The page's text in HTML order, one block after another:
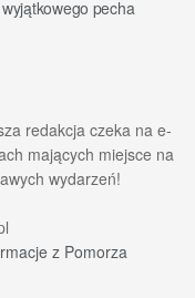
pecha
redakcja czeka na e-
mających miejsce na
wydarzeń!
z Pomorza